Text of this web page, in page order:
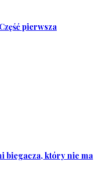
pierwsza
biegacza, który nie ma